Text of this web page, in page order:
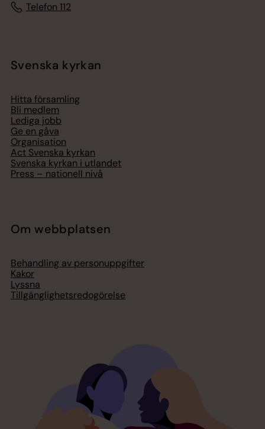
Telefon 112
Svenska kyrkan
Hitta församling
Bli medlem
Lediga jobb
Ge en gåva
Organisation
Act Svenska kyrkan
Svenska kyrkan i utlandet
Press – nationell nivå
Om webbplatsen
Behandling av personuppgifter
Kakor
Lyssna
Tillgänglighetsredogörelse